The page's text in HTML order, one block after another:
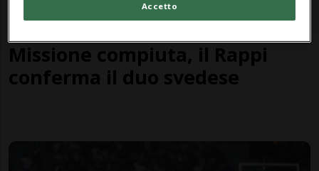
Missione compiuta, il Rappi
conferma il duo svedese
Accetto